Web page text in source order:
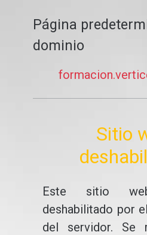
Página
dominio
Sitio
Este sitio
deshabilitado por
del servidor. Se